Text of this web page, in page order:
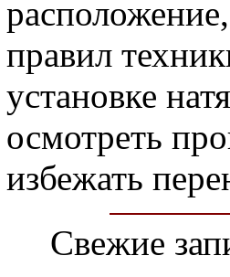
правил
установке
осмотреть
избежать
Свежие